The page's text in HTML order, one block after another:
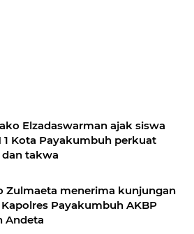
Elzadaswarman ajak siswa
1 Kota Payakumbuh perkuat
takwa
Zulmaeta menerima kunjungan
Payakumbuh AKBP
Andeta